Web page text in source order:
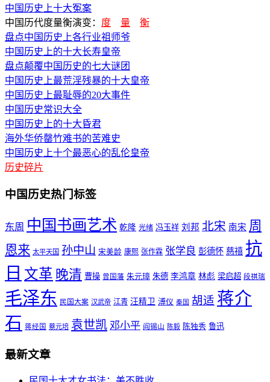
中国历史上十大冤案
中国历代度量衡演变： 度 量
衡
盘点中国历史上各行业祖师爷
中国历史上的十大长寿皇帝
盘点颠覆中国历史的七大谜团
中国历史上最荒淫残暴的十大皇帝
中国历史上最耻辱的20大事件
中国历史常识大全
中国历史上的十大昏君
海外华侨罄竹难书的苦难史
中国历史上十个最恶心的乱伦皇帝
历史碎片
中国历史热门标签
东周 中国书画艺术 乾隆 光绪 冯玉祥 刘邦 北宋 南宋 周
恩来 太平天国 孙中山 宋美龄 康熙 张作霖 张学良 彭德怀 慈禧 抗
日 文革 晚清 曹操 曾国藩 朱元璋 朱德 李鸿章 林彪 梁启超 段祺瑞
毛泽东 民国大案 汉武帝 江青 汪精卫 溥仪 秦国 胡适 蒋介
石 蒋经国 蔡元培 袁世凯 邓小平 阎锡山 陈毅 陈独秀 鲁迅
最新文章